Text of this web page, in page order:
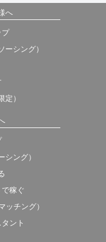
へ
プ
ーシング）
定）
シング）
稼ぐ
ッチング）
ント